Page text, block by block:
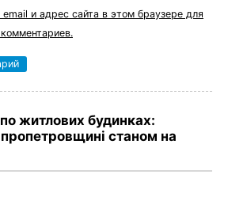
и адрес сайта в этом браузере для
житлових будинках:
станом на